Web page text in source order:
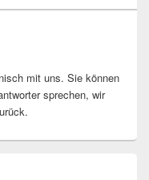
mit uns. Sie können
sprechen, wir